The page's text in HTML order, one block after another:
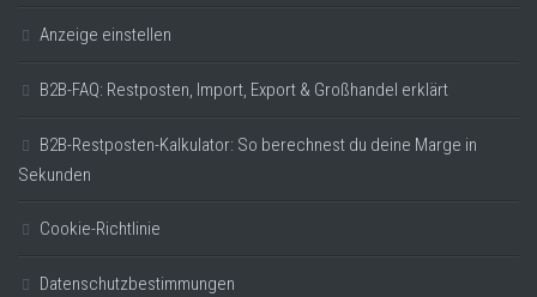
Anzeige einstellen
B2B-FAQ: Restposten, Import, Export & Großhandel erklärt
B2B-Restposten-Kalkulator: So berechnest du deine Marge in
Sekunden
Cookie-Richtlinie
Datenschutzbestimmungen